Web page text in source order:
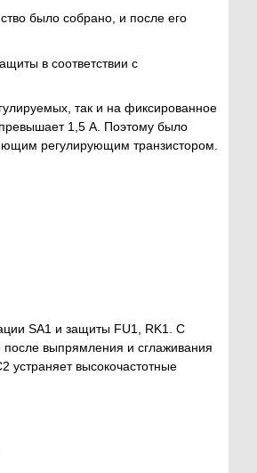
было собрано, и после его
в соответствии с
так и на фиксированное
1,5 А. Поэтому было
регулирующим транзистором.
SA1 и защиты FU1, RK1. С
выпрямления и сглаживания
устраняет высокочастотные